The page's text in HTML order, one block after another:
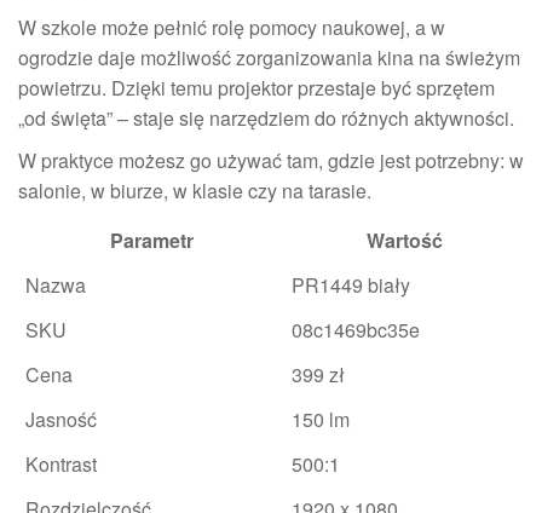
W szkole może pełnić rolę pomocy naukowej, a w
ogrodzie daje możliwość zorganizowania kina na świeżym
powietrzu. Dzięki temu projektor przestaje być sprzętem
„od święta” – staje się narzędziem do różnych aktywności.
W praktyce możesz go używać tam, gdzie jest potrzebny: w
salonie, w biurze, w klasie czy na tarasie.
Parametr
Wartość
Nazwa
PR1449 biały
SKU
08c1469bc35e
Cena
399 zł
Jasność
150 lm
Kontrast
500:1